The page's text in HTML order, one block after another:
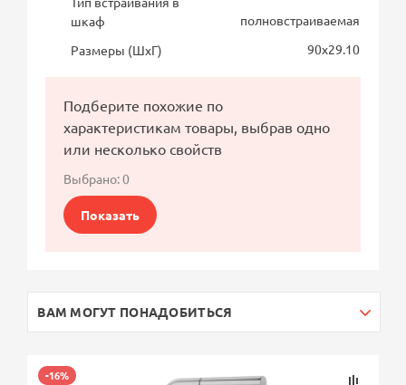
шкаф
полновстраиваемая
Размеры (ШхГ)
90х29.10
Подберите похожие по
характеристикам товары, выбрав одно
или несколько свойств
Выбрано:0
Показать
ВАМ МОГУТ ПОНАДОБИТЬСЯ
-16%